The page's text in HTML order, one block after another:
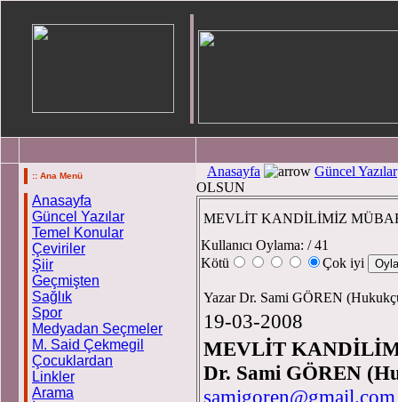
:: Ana Menü
Anasayfa
Güncel Yazılar
Temel Konular
Çeviriler
Şiir
Geçmişten
Sağlık
Spor
Medyadan Seçmeler
M. Said Çekmegil
Çocuklardan
Linkler
Arama
Anasayfa
Güncel Yazılar
OLSUN
MEVLİT KANDİLİMİZ
Kullanıcı Oylama: / 41
Kötü
Çok iyi
Yazar Dr. Sami GÖREN
19-03-2008
MEVLİT
Dr. Sami GÖREN
samigoren@gmail.com